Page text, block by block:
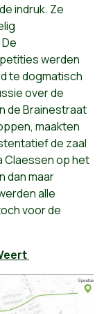
indruk. Ze
werden
te dogmatisch
over de
de Brainestraat
maakten
de zaal
Claessen op het
dan maar
alle
voor de